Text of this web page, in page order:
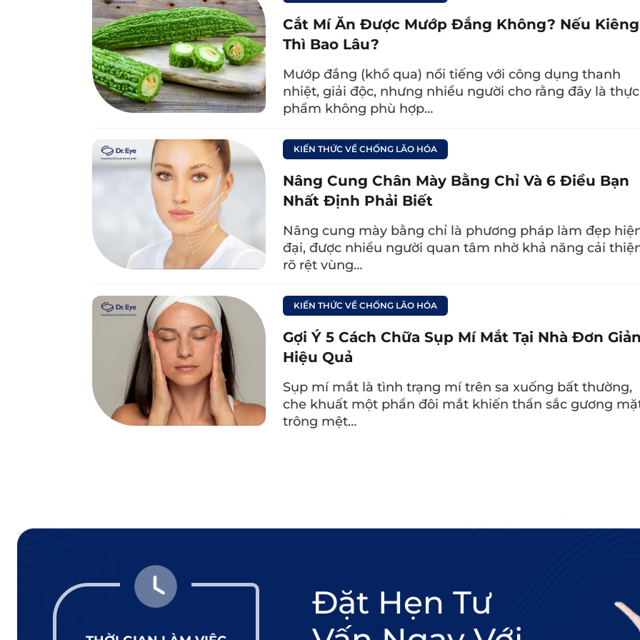
Chế độ sinh hoạt không lành mạnh, đặc biệt là ngủ muộn có thể khiến bạn bị
ngủ. Điều này kích thích cơ thể sản xuất Cortisol, từ đó kéo theo hàm lượng máu
lên, mạch máu phải nở to ra để chứa lượng máu dư thừa ấy. Vì vùng da dưới mắt
mỏng nên có thể khiến mí dưới bị sưng lên, hiện rõ mạch máu làm cho đôi mắt
quầng thâm và bọng mắt.
1.5. Chế độ dinh dưỡng không hợp lý
Chế độ dinh dưỡng thiếu vitamin C, A, E, K,… có thể dẫn đến quầng thâm mắt.
ra, việc ăn đồ ăn nhiều muối cũng có thể gây tình trạng tích chất lỏng ở mí dưới,
Cắt Mí Ăn Được Mướp Đắng Không? Nếu Kiêng
Thì Bao Lâu?
Mướp đắng (khổ qua) nổi tiếng với công dụng thanh
nhiệt, giải độc, nhưng nhiều người cho rằng đây là thực
phẩm không phù hợp…
KIẾN THỨC VỀ CHỐNG LÃO HÓA
Nâng Cung Chân Mày Bằng Chỉ Và 6 Điều Bạn
Nhất Định Phải Biết
Nâng cung mày bằng chỉ là phương pháp làm đẹp
đại, được nhiều người quan tâm nhờ khả năng cải
rõ rệt vùng…
KIẾN THỨC VỀ CHỐNG LÃO HÓA
Gợi Ý 5 Cách Chữa Sụp Mí Mắt Tại Nhà Đơn
Hiệu Quả
Sụp mí mắt là tình trạng mí trên sa xuống bất thường,
che khuất một phần đôi mắt khiến thần sắc gương
trông mệt…
Đặt Hẹn Tư